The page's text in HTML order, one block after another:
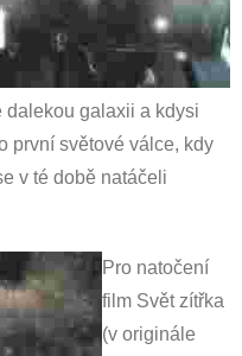
dalekou galaxii a kdysi
první světové válce, kdy
v té době natáčeli
Pro natočení
film Svět zítřka
(v originále